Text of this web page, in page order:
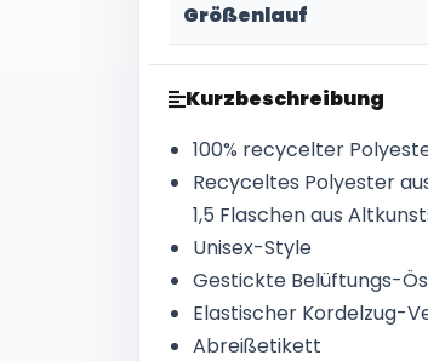
Größenlauf
Kurzbeschreibung
100% recycelter
Recyceltes Polyester
1,5 Flaschen aus
Unisex-Style
Gestickte Belüftungs-
Elastischer Kordelzug-
Abreißetikett